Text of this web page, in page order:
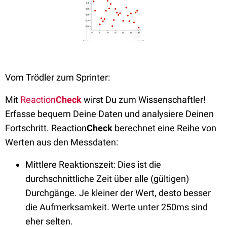
Vom Trödler zum Sprinter:
Mit ReactionCheckwirst Du zum Wissenschaftler!
Erfasse bequem Deine Daten und analysiere Deinen
Fortschritt. ReactionCheck berechnet eine Reihe von
Werten aus den Messdaten:
Mittlere Reaktionszeit: Dies ist die
durchschnittliche Zeit über alle (gültigen)
Durchgänge. Je kleiner der Wert, desto besser
die Aufmerksamkeit. Werte unter 250ms sind
eher selten.